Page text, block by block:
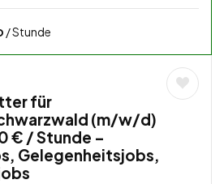
/ Stunde
für
(m/w/d)
€ / Stunde –
Gelegenheitsjobs,